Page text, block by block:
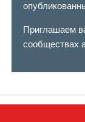
Приглашаем
сообществах